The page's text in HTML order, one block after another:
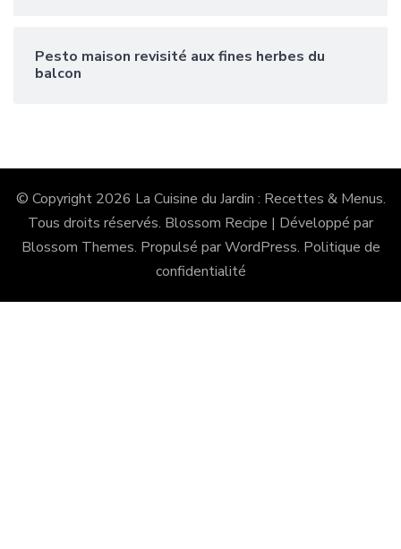
Pesto maison revisité aux fines herbes du
balcon
© Copyright 2026 La Cuisine du Jardin : Recettes & Menus.
Tous droits réservés. Blossom Recipe | Développé par
Blossom Themes. Propulsé parWordPress. Politique de
confidentialité